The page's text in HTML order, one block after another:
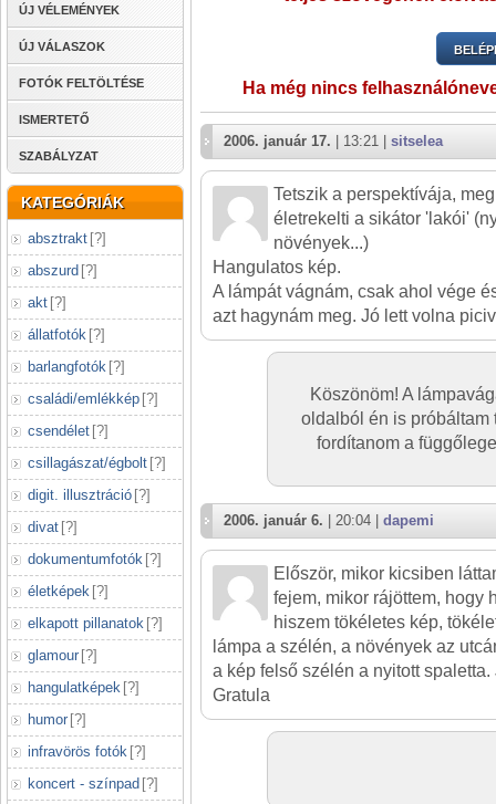
ÚJ VÉLEMÉNYEK
ÚJ VÁLASZOK
FOTÓK FELTÖLTÉSE
ISMERTETŐ
SZABÁLYZAT
KATEGÓRIÁK
absztrakt [?]
abszurd [?]
akt [?]
állatfotók [?]
barlangfotók [?]
családi/emlékkép [?]
csendélet [?]
csillagászat/égbolt [?]
digit. illusztráció [?]
divat [?]
dokumentumfotók [?]
életképek [?]
elkapott pillanatok [?]
glamour [?]
hangulatképek [?]
humor [?]
infravörös fotók [?]
koncert - színpad [?]
Ha még nincs
2006. január 17. | 13:21 | sitselea
Tetszik a perspektívája,
életrekelti a sikátor 'lakói'
növények...)
Hangulatos kép.
A lámpát vágnám, csak ahol vége
azt hagynám meg. Jó lett volna
Köszönöm! A
oldalból én is próbáltam
fordítanom a
2006. január 6. | 20:04 | dapemi
Először, mikor kicsiben
fejem, mikor rájöttem, hogy
hiszem tökéletes kép,
lámpa a szélén, a növények az
a kép felső szélén a nyitott
Gratula